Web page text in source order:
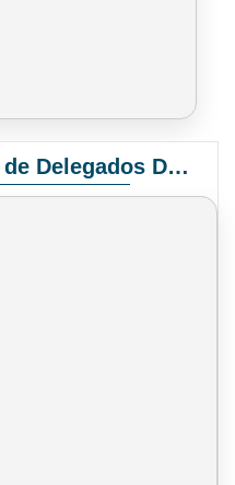
Convocatoria Elección de Delegados Docentes para el XIV Congreso Nacional de Universidades